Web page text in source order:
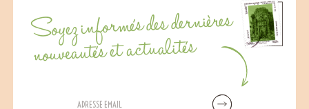
Soyez informés des dernières
nouveautés et actualités